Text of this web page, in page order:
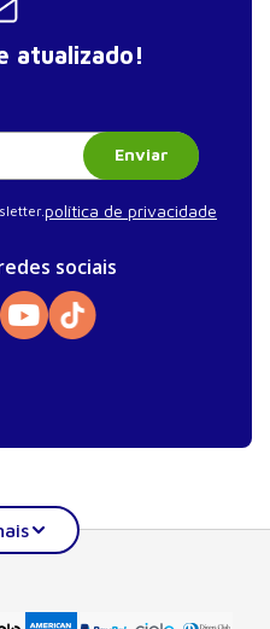
atualizado!
Enviar
política de privacidade
sociais